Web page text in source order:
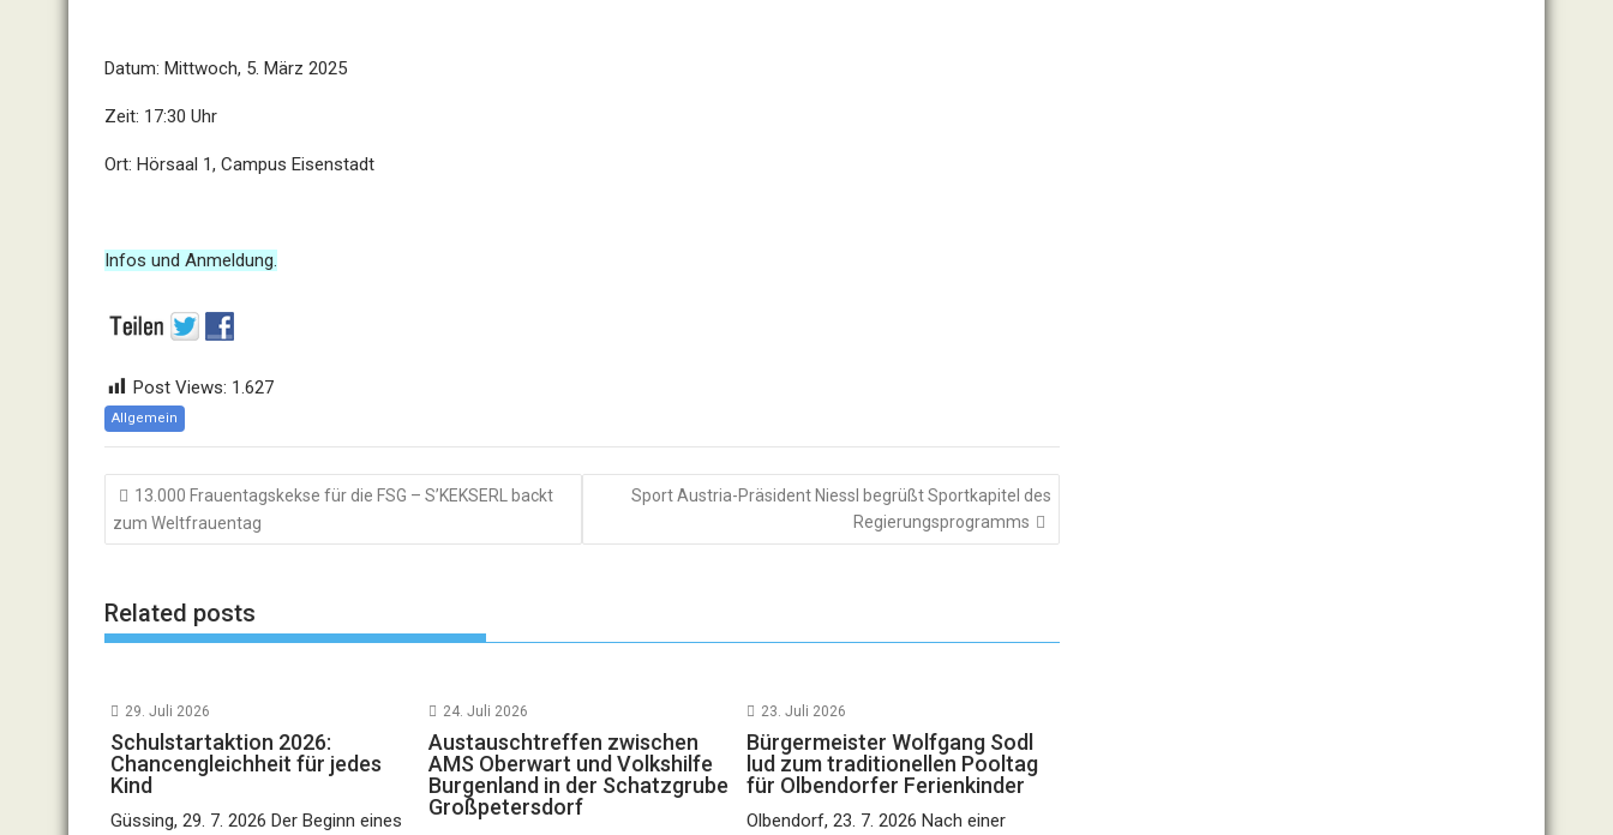
Datum: Mittwoch, 5. März 2025
Zeit: 17:30 Uhr
Ort: Hörsaal 1, Campus Eisenstadt
Infos und Anmeldung.
Post Views: 1.627
Allgemein
Beitragsnavigation
13.000 Frauentagskekse für die FSG – S’KEKSERL backt
zum Weltfrauentag
Sport Austria-Präsident Niessl begrüßt Sportkapitel des
Regierungsprogramms
Related posts
29. Juli 2026
Schulstartaktion 2026:
Chancengleichheit für jedes
Kind
Güssing, 29. 7. 2026 Der Beginn eines
24. Juli 2026
Austauschtreffen zwischen
AMS Oberwart und Volkshilfe
Burgenland in der Schatzgrube
Großpetersdorf
23. Juli 2026
Bürgermeister Wolfgang Sodl
lud zum traditionellen Pooltag
für Olbendorfer Ferienkinder
Olbendorf, 23. 7. 2026 Nach einer